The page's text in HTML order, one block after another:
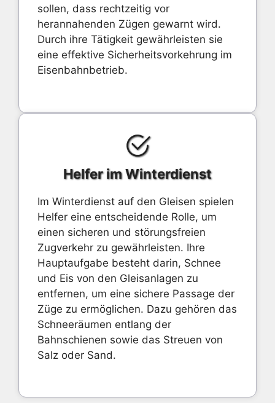
sollen, dass rechtzeitig vor
herannahenden Zügen gewarnt wird.
Durch ihre Tätigkeit gewährleisten sie
eine effektive Sicherheitsvorkehrung im
Eisenbahnbetrieb.
Helfer im Winterdienst
Im Winterdienst auf den Gleisen spielen
Helfer eine entscheidende Rolle, um
einen sicheren und störungsfreien
Zugverkehr zu gewährleisten. Ihre
Hauptaufgabe besteht darin, Schnee
und Eis von den Gleisanlagen zu
entfernen, um eine sichere Passage der
Züge zu ermöglichen. Dazu gehören das
Schneeräumen entlang der
Bahnschienen sowie das Streuen von
Salz oder Sand.